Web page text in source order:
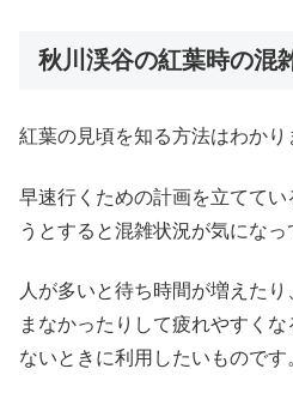
秋川渓谷の紅葉時の混
紅葉の見頃を知る方法はわかり
早速行くための計画を立ててい
うとすると混雑状況が気になっ
人が多いと待ち時間が増えた
まなかったりして疲れやすく
ないときに利用したいものです